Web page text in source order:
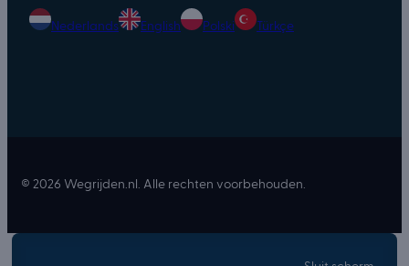
Nederlands English Polski Türkçe
© 2026 Wegrijden.nl. Alle rechten voorbehouden.